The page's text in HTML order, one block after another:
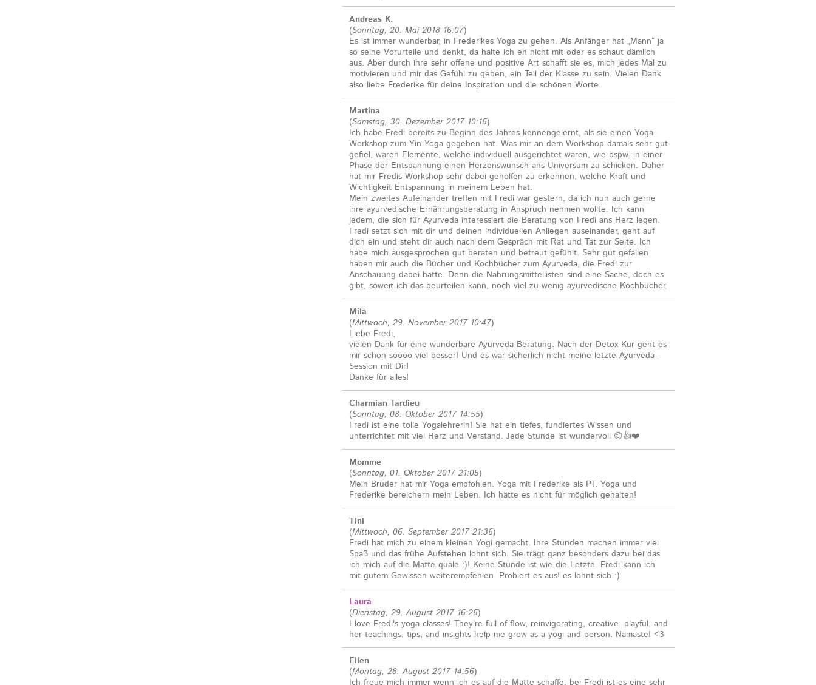
Andreas K.
(Sonntag, 20. Mai 2018 16:07)
Es ist immer wunderbar, in Frederikes Yoga zu gehen. Als Anfänger hat „Mann“ ja
so seine Vorurteile und denkt, da halte ich eh nicht mit oder es schaut dämlich
aus. Aber durch ihre sehr offene und positive Art schafft sie es, mich jedes Mal zu
motivieren und mir das Gefühl zu geben, ein Teil der Klasse zu sein. Vielen Dank
also liebe Frederike für deine Inspiration und die schönen Worte.
Martina
(Samstag, 30. Dezember 2017 10:16)
Ich habe Fredi bereits zu Beginn des Jahres kennengelernt, als sie einen Yoga-
Workshop zum Yin Yoga gegeben hat. Was mir an dem Workshop damals sehr gut
gefiel, waren Elemente, welche individuell ausgerichtet waren, wie bspw. in einer
Phase der Entspannung einen Herzenswunsch ans Universum zu schicken. Daher
hat mir Fredis Workshop sehr dabei geholfen zu erkennen, welche Kraft und
Wichtigkeit Entspannung in meinem Leben hat.
Mein zweites Aufeinander treffen mit Fredi war gestern, da ich nun auch gerne
ihre ayurvedische Ernährungsberatung in Anspruch nehmen wollte. Ich kann
jedem, die sich für Ayurveda interessiert die Beratung von Fredi ans Herz legen.
Fredi setzt sich mit dir und deinen individuellen Anliegen auseinander, geht auf
dich ein und steht dir auch nach dem Gespräch mit Rat und Tat zur Seite. Ich
habe mich ausgesprochen gut beraten und betreut gefühlt. Sehr gut gefallen
haben mir auch die Bücher und Kochbücher zum Ayurveda, die Fredi zur
Anschauung dabei hatte. Denn die Nahrungsmittellisten sind eine Sache, doch es
gibt, soweit ich das beurteilen kann, noch viel zu wenig ayurvedische Kochbücher.
Mila
(Mittwoch, 29. November 2017 10:47)
Liebe Fredi,
vielen Dank für eine wunderbare Ayurveda-Beratung. Nach der Detox-Kur geht es
mir schon soooo viel besser! Und es war sicherlich nicht meine letzte Ayurveda-
Session mit Dir!
Danke für alles!
Charmian Tardieu
(Sonntag, 08. Oktober 2017 14:55)
Fredi ist eine tolle Yogalehrerin! Sie hat ein tiefes, fundiertes Wissen und
unterrichtet mit viel Herz und Verstand. Jede Stunde ist wundervoll 😊👍❤️
Momme
(Sonntag, 01. Oktober 2017 21:05)
Mein Bruder hat mir Yoga empfohlen. Yoga mit Frederike als PT. Yoga und
Frederike bereichern mein Leben. Ich hätte es nicht für möglich gehalten!
Tini
(Mittwoch, 06. September 2017 21:36)
Fredi hat mich zu einem kleinen Yogi gemacht. Ihre Stunden machen immer viel
Spaß und das frühe Aufstehen lohnt sich. Sie trägt ganz besonders dazu bei das
ich mich auf die Matte quäle :)! Keine Stunde ist wie die Letzte. Fredi kann ich
mit gutem Gewissen weiterempfehlen. Probiert es aus! es lohnt sich :)
Laura
(Dienstag, 29. August 2017 16:26)
I love Fredi's yoga classes! They're full of flow, reinvigorating, creative, playful, and
her teachings, tips, and insights help me grow as a yogi and person. Namaste! <3
Ellen
(Montag, 28. August 2017 14:56)
Ich freue mich immer wenn ich es auf die Matte schaffe, bei Fredi ist es eine sehr